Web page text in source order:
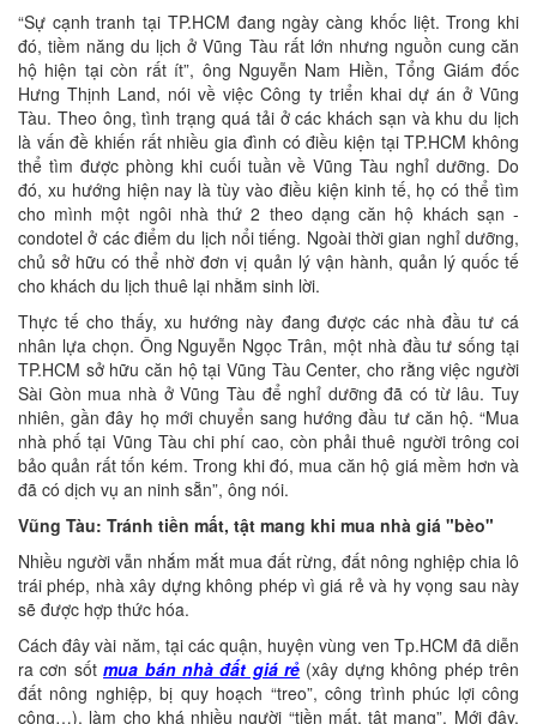
“Sự cạnh tranh tại TP.HCM đang ngày càng khốc liệt. Trong khi
đó, tiềm năng du lịch ở Vũng Tàu rất lớn nhưng nguồn cung căn
hộ hiện tại còn rất ít”, ông Nguyễn Nam Hiền, Tổng Giám đốc
Hưng Thịnh Land, nói về việc Công ty triển khai dự án ở Vũng
Tàu. Theo ông, tình trạng quá tải ở các khách sạn và khu du lịch
là vấn đề khiến rất nhiều gia đình có điều kiện tại TP.HCM không
thể tìm được phòng khi cuối tuần về Vũng Tàu nghỉ dưỡng. Do
đó, xu hướng hiện nay là tùy vào điều kiện kinh tế, họ có thể tìm
cho mình một ngôi nhà thứ 2 theo dạng căn hộ khách sạn -
condotel ở các điểm du lịch nổi tiếng. Ngoài thời gian nghỉ dưỡng,
chủ sở hữu có thể nhờ đơn vị quản lý vận hành, quản lý quốc tế
cho khách du lịch thuê lại nhằm sinh lời.
Thực tế cho thấy, xu hướng này đang được các nhà đầu tư cá
nhân lựa chọn. Ông Nguyễn Ngọc Trân, một nhà đầu tư sống tại
TP.HCM sở hữu căn hộ tại Vũng Tàu Center, cho rằng việc người
Sài Gòn mua nhà ở Vũng Tàu để nghỉ dưỡng đã có từ lâu. Tuy
nhiên, gần đây họ mới chuyển sang hướng đầu tư căn hộ. “Mua
nhà phố tại Vũng Tàu chi phí cao, còn phải thuê người trông coi
bảo quản rất tốn kém. Trong khi đó, mua căn hộ giá mềm hơn và
đã có dịch vụ an ninh sẵn”, ông nói.
Vũng Tàu: Tránh tiền mất, tật mang khi mua nhà giá "bèo"
Nhiều người vẫn nhắm mắt mua đất rừng, đất nông nghiệp chia lô
trái phép, nhà xây dựng không phép vì giá rẻ và hy vọng sau này
sẽ được hợp thức hóa.
Cách đây vài năm, tại các quận, huyện vùng ven Tp.HCM đã diễn
ra cơn sốtmua bán nhà đất giá rẻ (xây dựng không phép trên
đất nông nghiệp, bị quy hoạch “treo”, công trình phúc lợi công
cộng…), làm cho khá nhiều người “tiền mất, tật mang”. Mới đây,